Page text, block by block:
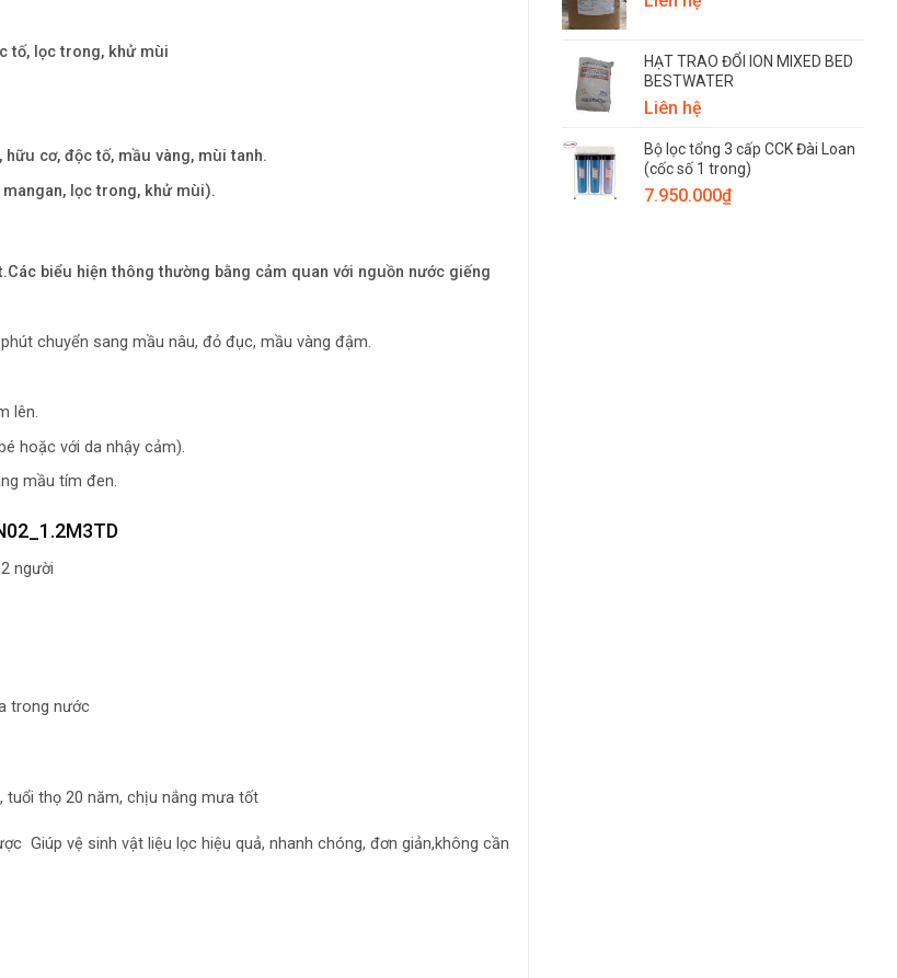
HẠT TRAO ĐỔI ION MIXED BED
BESTWATER
Liên hệ
Bộ lọc tổng 3 cấp CCK Đài Loan
(cốc số 1 trong)
7.950.000₫
tố, lọc trong, khử mùi
cơ, độc tố, mầu vàng, mùi tanh.
mangan, lọc trong, khử mùi).
biểu hiện thông thường bằng cảm quan với nguồn nước giếng
chuyển sang mầu nâu, đỏ đục, mầu vàng đậm.
lên.
hoặc với da nhậy cảm).
mầu tím đen.
người
trong nước
thọ 20 năm, chịu nắng mưa tốt
Giúp vệ sinh vật liệu lọc hiệu quả, nhanh chóng, đơn giản,không cần